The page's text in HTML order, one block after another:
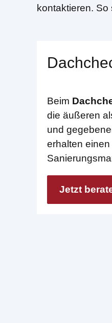
kontaktieren.
Beim
die äußeren
und
erhalten
Jetzt